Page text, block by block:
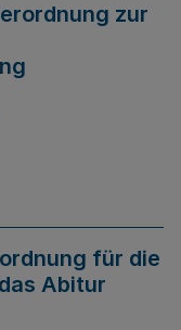
zur
für die
Abitur